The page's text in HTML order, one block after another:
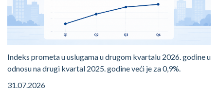
Indeks prometa u uslugama u drugom kvartalu 2026. godine u
odnosu na drugi kvartal 2025. godine veći je za 0,9%.
31.07.2026